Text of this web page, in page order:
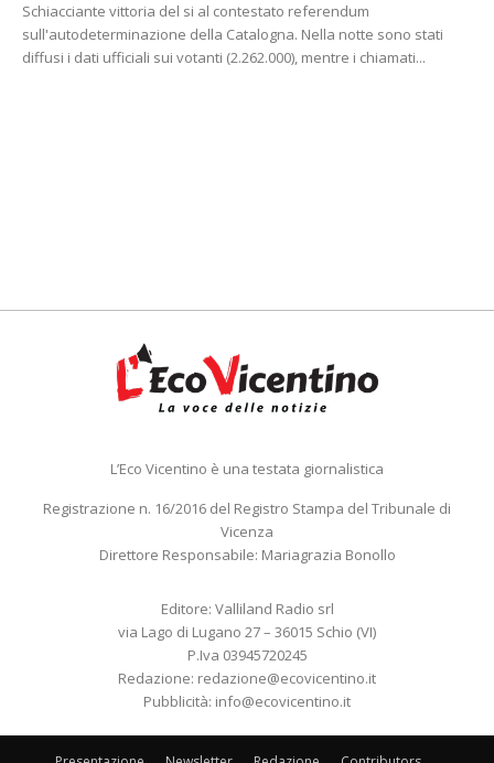
Schiacciante vittoria del si al contestato referendum
sull'autodeterminazione della Catalogna. Nella notte sono stati
diffusi i dati ufficiali sui votanti (2.262.000), mentre i chiamati...
L’Eco Vicentino è una testata giornalistica
Registrazione n. 16/2016 del Registro Stampa del Tribunale di
Vicenza
Direttore Responsabile: Mariagrazia Bonollo
Editore: Valliland Radio srl
via Lago di Lugano 27 – 36015 Schio (VI)
P.Iva 03945720245
Redazione: redazione@ecovicentino.it
Pubblicità: info@ecovicentino.it